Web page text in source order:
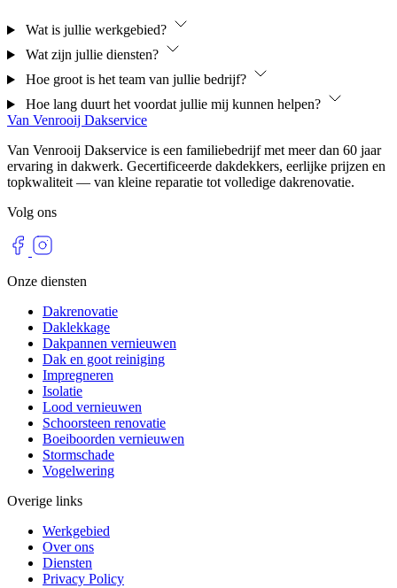
Wat is jullie werkgebied?
Wat zijn jullie diensten?
Hoe groot is het team van jullie bedrijf?
Hoe lang duurt het voordat jullie mij kunnen helpen?
Van Venrooij Dakservice
Van Venrooij Dakservice is een familiebedrijf met meer dan 60 jaar
ervaring in dakwerk. Gecertificeerde dakdekkers, eerlijke prijzen en
topkwaliteit — van kleine reparatie tot volledige dakrenovatie.
Volg ons
Onze diensten
Dakrenovatie
Daklekkage
Dakpannen vernieuwen
Dak en goot reiniging
Impregneren
Isolatie
Lood vernieuwen
Schoorsteen renovatie
Boeiboorden vernieuwen
Stormschade
Vogelwering
Overige links
Werkgebied
Over ons
Diensten
Privacy Policy